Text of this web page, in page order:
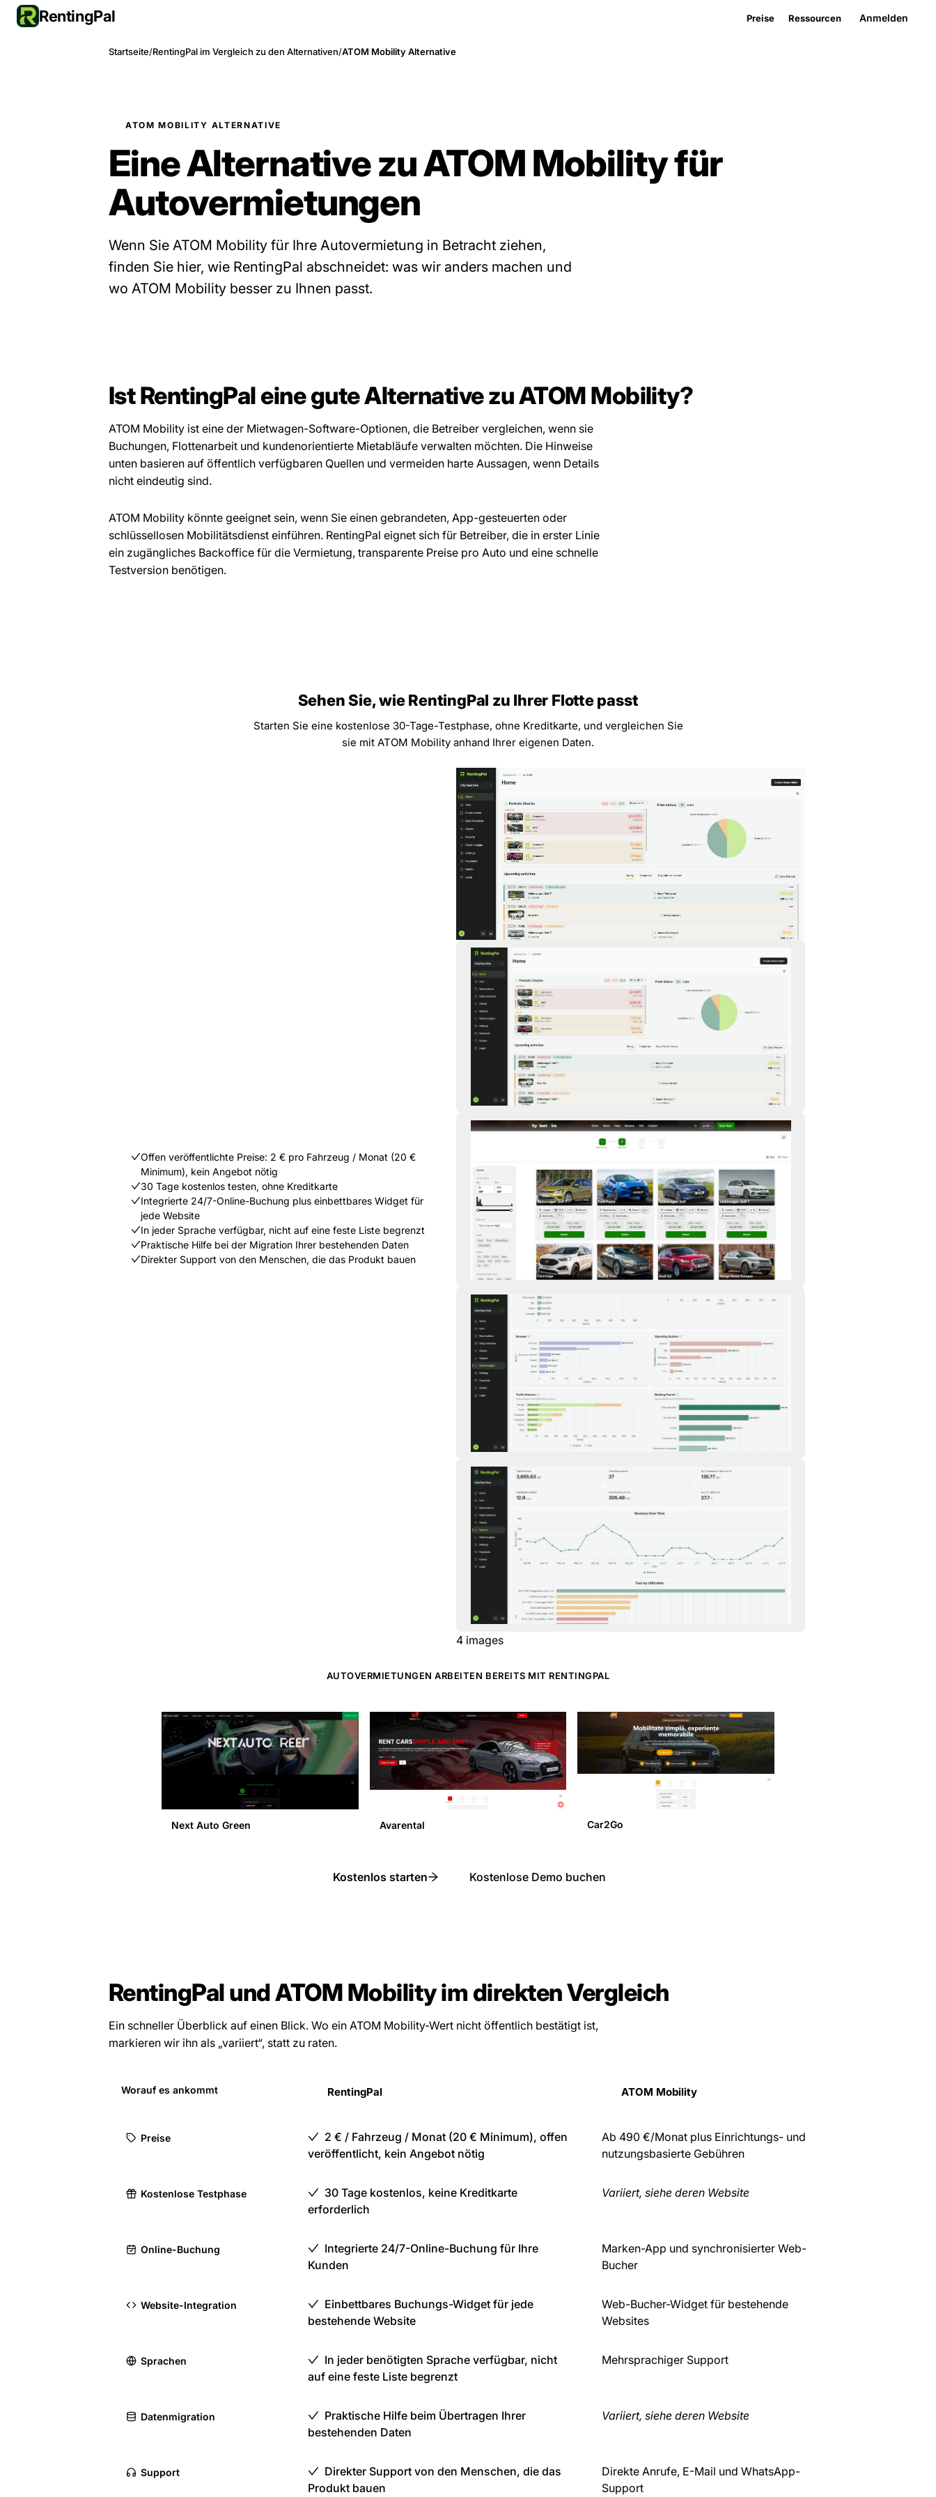
RentingPal Preise Ressourcen Anmelden
Startseite/RentingPal im Vergleich zu den Alternativen/ATOM Mobility Alternative
ATOM MOBILITY ALTERNATIVE
Eine Alternative zu ATOM Mobility für
Autovermietungen
Wenn Sie ATOM Mobility für Ihre Autovermietung in Betracht ziehen,
finden Sie hier, wie RentingPal abschneidet: was wir anders machen und
wo ATOM Mobility besser zu Ihnen passt.
Ist RentingPal eine gute Alternative zu ATOM Mobility?
ATOM Mobility ist eine der Mietwagen-Software-Optionen, die Betreiber vergleichen, wenn sie
Buchungen, Flottenarbeit und kundenorientierte Mietabläufe verwalten möchten. Die Hinweise
unten basieren auf öffentlich verfügbaren Quellen und vermeiden harte Aussagen, wenn Details
nicht eindeutig sind.
ATOM Mobility könnte geeignet sein, wenn Sie einen gebrandeten, App-gesteuerten oder
schlüssellosen Mobilitätsdienst einführen. RentingPal eignet sich für Betreiber, die in erster Linie
ein zugängliches Backoffice für die Vermietung, transparente Preise pro Auto und eine schnelle
Testversion benötigen.
Sehen Sie, wie RentingPal zu Ihrer Flotte passt
Starten Sie eine kostenlose 30-Tage-Testphase, ohne Kreditkarte, und vergleichen Sie
sie mit ATOM Mobility anhand Ihrer eigenen Daten.
Offen veröffentlichte Preise: 2 € pro Fahrzeug / Monat (20 €
Minimum), kein Angebot nötig
30 Tage kostenlos testen, ohne Kreditkarte
Integrierte 24/7-Online-Buchung plus einbettbares Widget für
jede Website
In jeder Sprache verfügbar, nicht auf eine feste Liste begrenzt
Praktische Hilfe bei der Migration Ihrer bestehenden Daten
Direkter Support von den Menschen, die das Produkt bauen
4 images
AUTOVERMIETUNGEN ARBEITEN BEREITS MIT RENTINGPAL
Next Auto Green Avarental Car2Go
Kostenlos starten Kostenlose Demo buchen
RentingPal und ATOM Mobility im direkten Vergleich
Ein schneller Überblick auf einen Blick. Wo ein ATOM Mobility-Wert nicht öffentlich bestätigt ist,
markieren wir ihn als „variiert“, statt zu raten.
Worauf es ankommt RentingPal ATOM Mobility
Preise
2 € / Fahrzeug / Monat (20 € Minimum), offen
veröffentlicht, kein Angebot nötig
Ab 490 €/Monat plus Einrichtungs- und
nutzungsbasierte Gebühren
Kostenlose Testphase
30 Tage kostenlos, keine Kreditkarte
erforderlich
Variiert, siehe deren Website
Online-Buchung
Integrierte 24/7-Online-Buchung für Ihre
Kunden
Marken-App und synchronisierter Web-
Bucher
Website-Integration
Einbettbares Buchungs-Widget für jede
bestehende Website
Web-Bucher-Widget für bestehende
Websites
Sprachen
In jeder benötigten Sprache verfügbar, nicht
auf eine feste Liste begrenzt
Mehrsprachiger Support
Datenmigration
Praktische Hilfe beim Übertragen Ihrer
bestehenden Daten
Variiert, siehe deren Website
Support
Direkter Support von den Menschen, die das
Produkt bauen
Direkte Anrufe, E-Mail und WhatsApp-
Support